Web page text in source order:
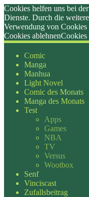
Cookies helfen uns bei
Dienste. Durch die
Verwendung von Cookies
Cookies ablehnenCookies
Zum
Inhalt
springen
Comic
Manga
Manhua
Light Novel
Comic des Monats
Manga des Monats
Test
Apps
Games
NBA
TV
Versus
Wootbox
Senf
Vinciscast
Zufallsbeitrag